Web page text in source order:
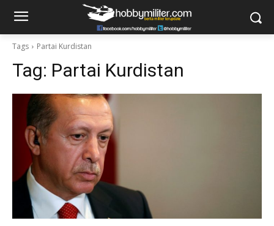
Tags Partai Kurdistan
Tag: Partai Kurdistan